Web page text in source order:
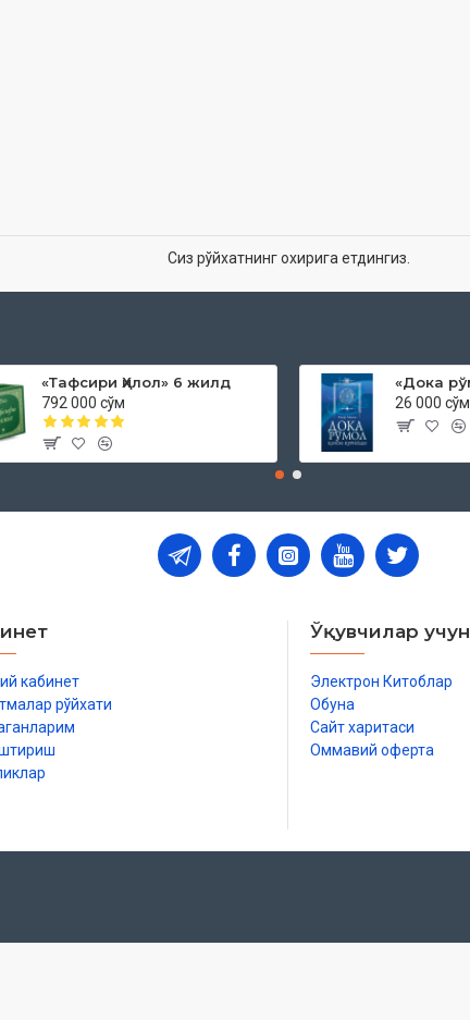
Сиз рўйхатнинг охирига етдингиз.
«Тафсири Ҳилол» 6 жилд
792 000 сўм
26 000 сўм
кабинет
рўйхати
Ўқувчилар учун
Электрон Китоблар
Обуна
Сайт харитаси
Оммавий оферта